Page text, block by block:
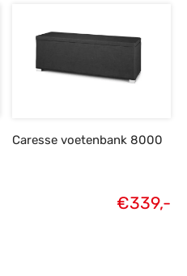
Caresse voetenbank 8000
€339,-